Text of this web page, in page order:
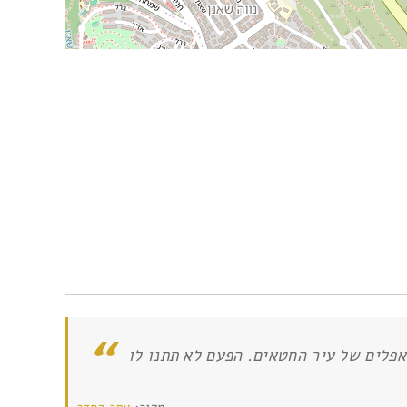
של עיר החטאים. הפעם לא תתנו לו